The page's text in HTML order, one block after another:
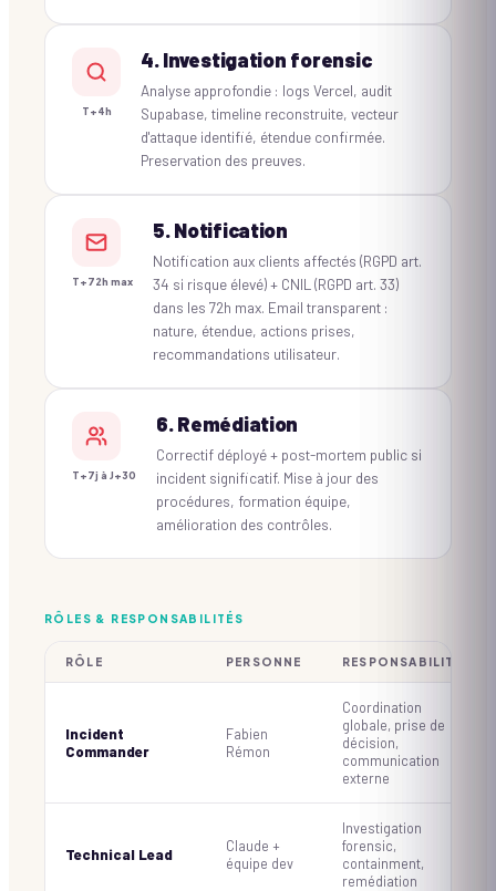
T+4h
4. Investigation forensic
Analyse approfondie : logs Vercel, audit
Supabase, timeline reconstruite, vecteur
d'attaque identifié, étendue confirmée.
Preservation des preuves.
T+72h max
5. Notification
Notification aux clients affectés (RGPD art.
34 si risque élevé) + CNIL (RGPD art. 33)
dans les 72h max. Email transparent :
nature, étendue, actions prises,
recommandations utilisateur.
T+7j à J+30
6. Remédiation
Correctif déployé + post-mortem public si
incident significatif. Mise à jour des
procédures, formation équipe,
amélioration des contrôles.
RÔLES & RESPONSABILITÉS
RÔLE PERSONNE RESPONSABILITÉS
Incident
Commander
Fabien
Rémon
Coordination
globale, prise de
décision,
communication
externe
Technical Lead
Claude +
équipe dev
Investigation
forensic,
containment,
remédiation